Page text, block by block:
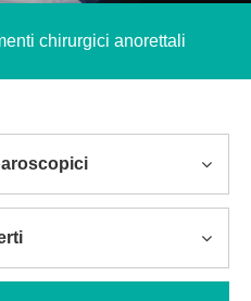
chirurgici anorettali